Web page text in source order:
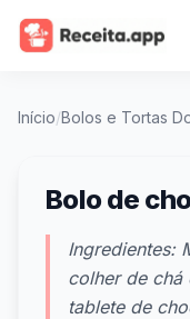
Início/Bolos e Tortas
Bolo de
Ingredientes:
colher de chá
tablete de